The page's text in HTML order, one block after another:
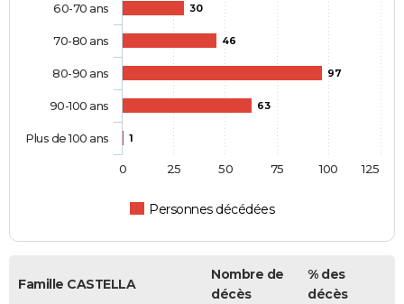
30
46
97
63
1
Personnes décédées
60-70 ans
70-80 ans
80-90 ans
90-100 ans
Plus de 100 ans
0 100
25 50 75 125
Famille CASTELLA
Nombre de
décès
% des
décès